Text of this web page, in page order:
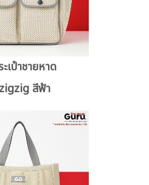
ะเป๋าชายหาด
zigzig สีฟ้า